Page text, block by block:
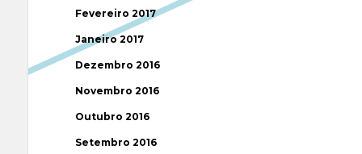
Fevereiro 2017
Janeiro 2017
Dezembro 2016
Novembro 2016
Outubro 2016
Setembro 2016